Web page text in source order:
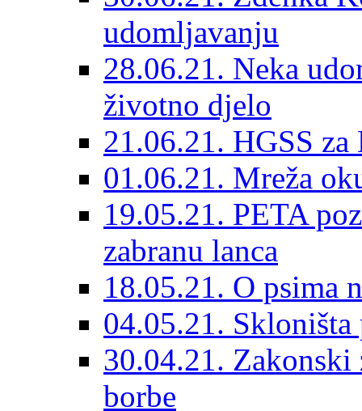
udomljavanju
28.06.21. Neka
životno djelo
21.06.21. HGSS za
01.06.21. Mreža
19.05.21. PETA
zabranu lanca
18.05.21. O psima
04.05.21.
30.04.21. Zakonski
borbe